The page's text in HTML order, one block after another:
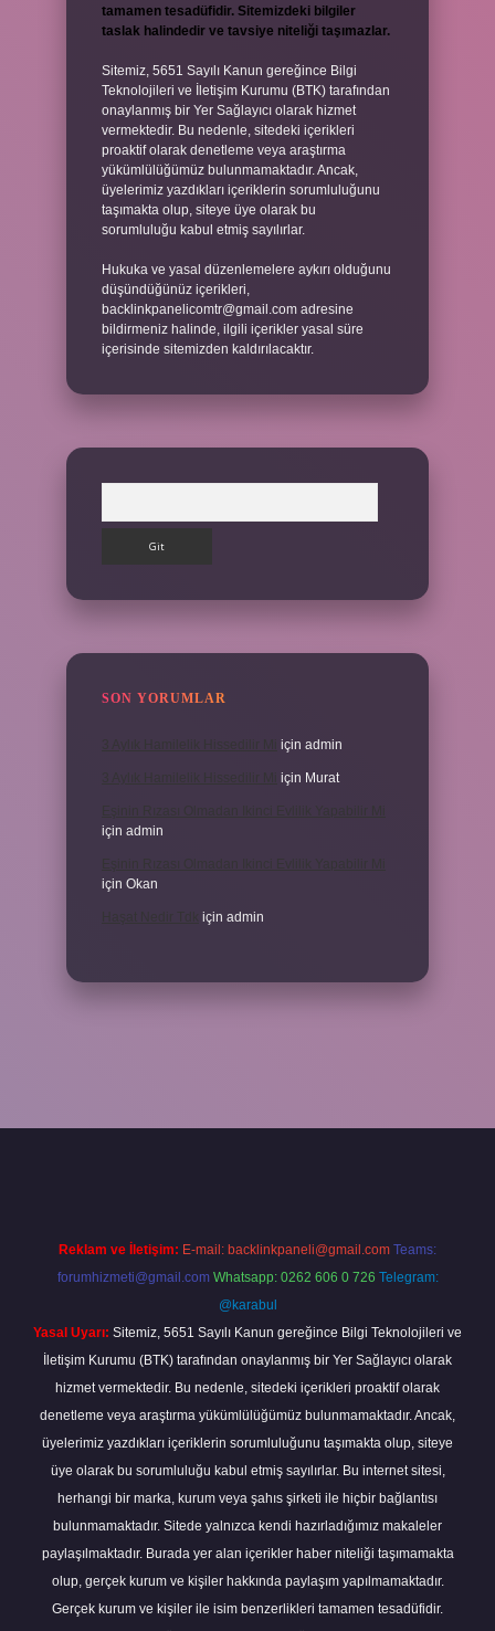
tamamen tesadüfidir. Sitemizdeki bilgiler
taslak halindedir ve tavsiye niteliği taşımazlar.
Sitemiz, 5651 Sayılı Kanun gereğince Bilgi
Teknolojileri ve İletişim Kurumu (BTK) tarafından
onaylanmış bir Yer Sağlayıcı olarak hizmet
vermektedir. Bu nedenle, sitedeki içerikleri
proaktif olarak denetleme veya araştırma
yükümlülüğümüz bulunmamaktadır. Ancak,
üyelerimiz yazdıkları içeriklerin sorumluluğunu
taşımakta olup, siteye üye olarak bu
sorumluluğu kabul etmiş sayılırlar.
Hukuka ve yasal düzenlemelere aykırı olduğunu
düşündüğünüz içerikleri,
backlinkpanelicomtr@gmail.com adresine
bildirmeniz halinde, ilgili içerikler yasal süre
içerisinde sitemizden kaldırılacaktır.
SON YORUMLAR
için admin
için Murat
için admin
için Okan
için admin
Reklam ve İletişim: E-mail: backlinkpaneli@gmail.com Teams:
forumhizmeti@gmail.com Whatsapp: 0262 606 0 726 Telegram:
@karabul
Yasal Uyarı: Sitemiz, 5651 Sayılı Kanun gereğince Bilgi Teknolojileri ve
İletişim Kurumu (BTK) tarafından onaylanmış bir Yer Sağlayıcı olarak
hizmet vermektedir. Bu nedenle, sitedeki içerikleri proaktif olarak
denetleme veya araştırma yükümlülüğümüz bulunmamaktadır. Ancak,
üyelerimiz yazdıkları içeriklerin sorumluluğunu taşımakta olup, siteye
üye olarak bu sorumluluğu kabul etmiş sayılırlar. Bu internet sitesi,
herhangi bir marka, kurum veya şahıs şirketi ile hiçbir bağlantısı
bulunmamaktadır. Sitede yalnızca kendi hazırladığımız makaleler
paylaşılmaktadır. Burada yer alan içerikler haber niteliği taşımamakta
olup, gerçek kurum ve kişiler hakkında paylaşım yapılmamaktadır.
Gerçek kurum ve kişiler ile isim benzerlikleri tamamen tesadüfidir.